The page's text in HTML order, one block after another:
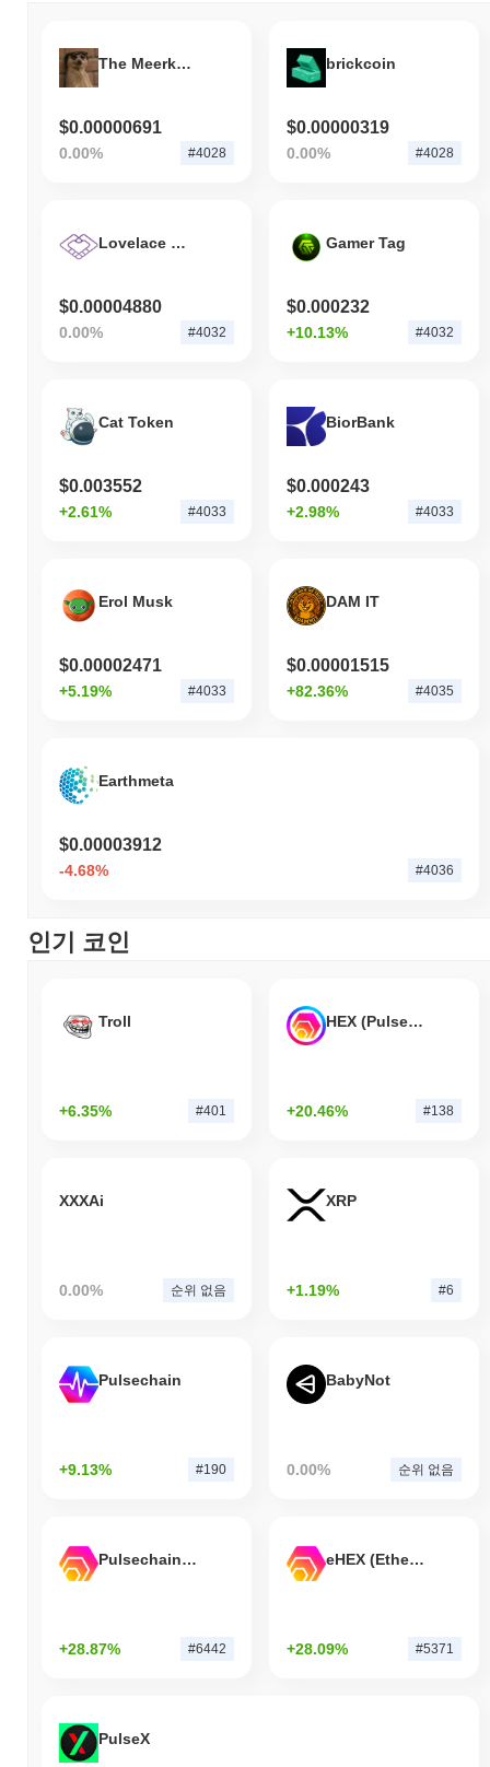
The Meerkat Meme
$0.00000691
0.00% #4028
brickcoin
$0.00000319
0.00% #4028
Lovelace World
$0.00004880
0.00% #4032
Gamer Tag
$0.000232
+10.13% #4032
Cat Token
$0.003552
+2.61% #4033
BiorBank
$0.000243
+2.98% #4033
Erol Musk
$0.00002471
+5.19% #4033
DAM IT
$0.00001515
+82.36% #4035
Earthmeta
$0.00003912
-4.68% #4036
인기 코인
Troll
+6.35% #401
HEX (Pulsechain)
+20.46% #138
XXXAi
0.00% 순위 없음
XRP
+1.19% #6
Pulsechain
+9.13% #190
BabyNot
0.00% 순위 없음
Pulsechain Bridged HEX (Pulsechain)
+28.87% #6442
eHEX (Ethereum)
+28.09% #5371
PulseX